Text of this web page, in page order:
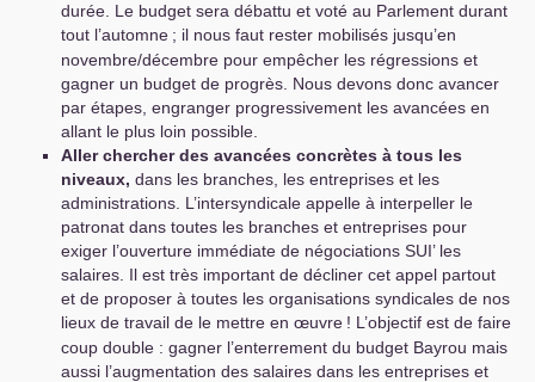
durée. Le budget sera débattu et voté au Parlement durant
tout l’automne ; il nous faut rester mobilisés jusqu’en
novembre/décembre pour empêcher les régressions et
gagner un budget de progrès. Nous devons donc avancer
par étapes, engranger progressivement les avancées en
allant le plus loin possible.
Aller chercher des avancées concrètes à tous les
niveaux, dans les branches, les entreprises et les
administrations. L’intersyndicale appelle à interpeller le
patronat dans toutes les branches et entreprises pour
exiger l’ouverture immédiate de négociations SUI’ les
salaires. Il est très important de décliner cet appel partout
et de proposer à toutes les organisations syndicales de nos
lieux de travail de le mettre en œuvre ! L’objectif est de faire
coup double : gagner l’enterrement du budget Bayrou mais
aussi l’augmentation des salaires dans les entreprises et